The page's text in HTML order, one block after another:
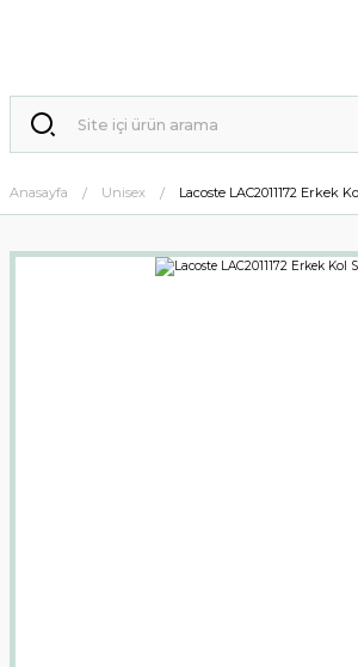
Anasayfa Unisex Lacoste LAC2011172 Erkek